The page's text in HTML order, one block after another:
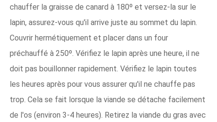
chauffer la graisse de canard à 180º et versez-la sur le
lapin, assurez-vous qu'il arrive juste au sommet du lapin.
Couvrir hermétiquement et placer dans un four
préchauffé à 250º. Vérifiez le lapin après une heure, il ne
doit pas bouillonner rapidement. Vérifiez le lapin toutes
les heures après pour vous assurer qu'il ne chauffe pas
trop. Cela se fait lorsque la viande se détache facilement
de l'os (environ 3-4 heures). Retirez la viande du gras avec